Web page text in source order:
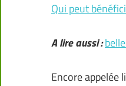
Qui peut
A lire aussi :
Encore appelée